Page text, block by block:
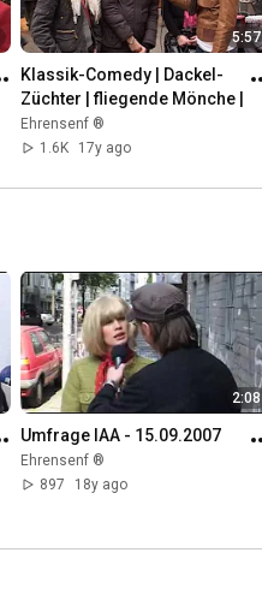
5:57
Klassik-Comedy | Dackel-
Züchter | fliegende Mönche |
Ehrensenf ®
1.6K
17y ago
2:08
Umfrage IAA - 15.09.2007
Ehrensenf ®
897
18y ago